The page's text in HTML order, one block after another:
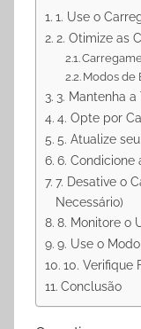
a
m
1. Use o
2. Otimize as
Modos de
3. Mantenha
4. Opte por
5. Atualize
6. Condicione
7. Desative o
Necessário)
8. Monitore o
9. Use o
10. Verifique
Conclusão